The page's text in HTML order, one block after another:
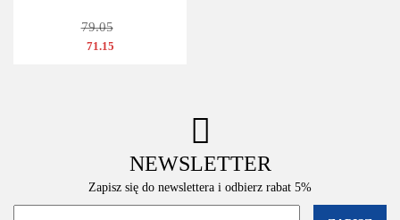
79.05
71.15
NEWSLETTER
Zapisz się do newslettera i odbierz rabat 5%